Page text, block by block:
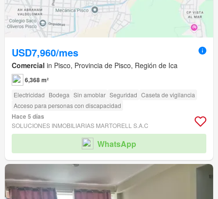
USD7,960/mes
Comercial in Pisco, Provincia de Pisco, Región de Ica
6,368 m²
Electricidad Bodega Sin amoblar Seguridad Caseta de vigilancia
Acceso para personas con discapacidad
Hace 5 días
SOLUCIONES INMOBILIARIAS MARTORELL S.A.C
WhatsApp